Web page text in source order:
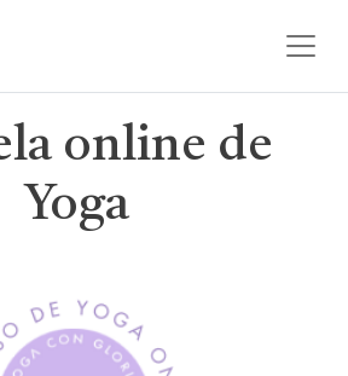
online de
Yoga